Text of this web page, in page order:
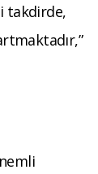
takdirde,